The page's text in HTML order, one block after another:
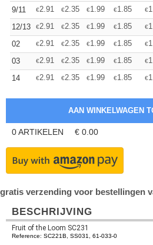
9/11
€2.91 €2.35 €1.99 €1.85 €
12/13
€2.91 €2.35 €1.99 €1.85 €
02
€2.91 €2.35 €1.99 €1.85 €
03
€2.91 €2.35 €1.99 €1.85 €
14
€2.91 €2.35 €1.99 €1.85 €
0ARTIKELEN € 0.00
gratis verzending voor bestellingen
BESCHRIJVING
Fruit of the Loom SC231
Reference: SC221B, SS031, 61-033-0